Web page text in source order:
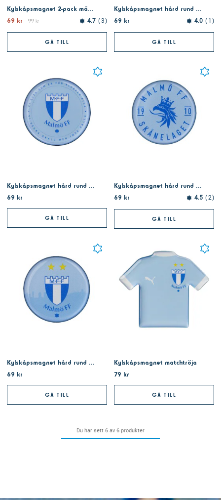
Kylskåpsmagnet 2-pack mästarna
69 kr
99 kr 4.7 3
GÅ TILL
Kylskåpsmagnet hård rund retro
69 kr
4.0 1
GÅ TILL
Kylskåpsmagnet hård rund klubbmärke
69 kr
GÅ TILL
Kylskåpsmagnet hård rund skånelaget
69 kr
4.5 2
GÅ TILL
Kylskåpsmagnet hård rund två stjärnor
69 kr
GÅ TILL
Kylskåpsmagnet matchtröja
79 kr
GÅ TILL
Du har sett 6 av 6 produkter